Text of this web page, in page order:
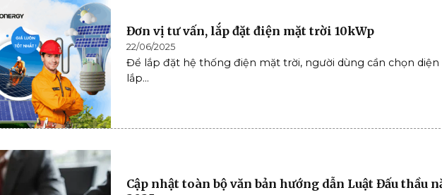
Đơn vị tư vấn, lắp đặt điện mặt trời 10kWp
22/06/2025
Để lắp đặt hệ thống điện mặt trời, người dùng cần chọn diện
lắp...
Cập nhật toàn bộ văn bản hướng dẫn Luật Đấu thầu